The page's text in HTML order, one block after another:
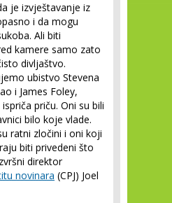
je izvještavanje iz
i da mogu
Ali biti
kamere samo zato
divljaštvo.
ubistvo Stevena
i James Foley,
priču. Oni su bili
bilo koje vlade.
ratni zločini i oni koji
biti privedeni što
direktor
novinara (CPJ) Joel